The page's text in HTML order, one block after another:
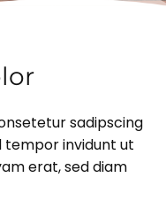
sadipscing
tempor invidunt ut
erat, sed diam